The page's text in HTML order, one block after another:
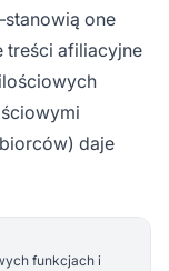
one
treści afiliacyjne
daje
funkcjach i